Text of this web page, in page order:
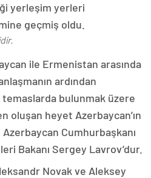
yerleşim yerleri
geçmiş oldu.
ile Ermenistan arasında
ardından
bulunmak üzere
oluşan heyet Azerbaycan’ın
Cumhurbaşkanı
Bakanı Sergey Lavrov’dur.
Novak ve Aleksey